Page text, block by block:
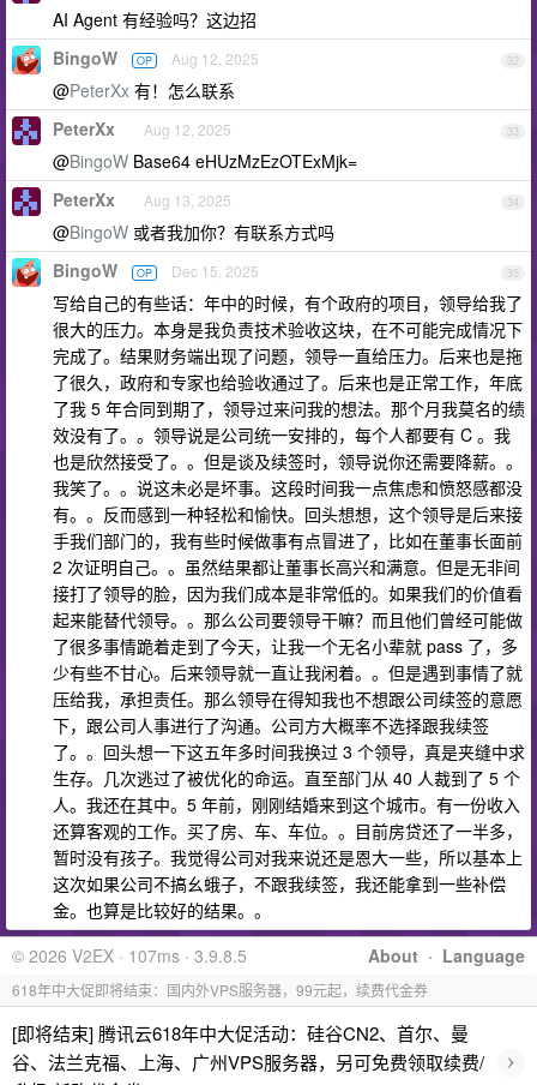
AI Agent 有经验吗？这边招
32
BingoW OP Aug 12, 2025
@PeterXx 有！怎么联系
33
PeterXx Aug 12, 2025
@BingoW Base64 eHUzMzEzOTExMjk=
34
PeterXx Aug 13, 2025
@BingoW 或者我加你？有联系方式吗
35
BingoW OP Dec 15, 2025
写给自己的有些话：年中的时候，有个政府的项目，领导给我了
很大的压力。本身是我负责技术验收这块，在不可能完成情况下
完成了。结果财务端出现了问题，领导一直给压力。后来也是拖
了很久，政府和专家也给验收通过了。后来也是正常工作，年底
了我 5 年合同到期了，领导过来问我的想法。那个月我莫名的绩
效没有了。。领导说是公司统一安排的，每个人都要有 C 。我
也是欣然接受了。。但是谈及续签时，领导说你还需要降薪。。
我笑了。。说这未必是坏事。这段时间我一点焦虑和愤怒感都没
有。。反而感到一种轻松和愉快。回头想想，这个领导是后来接
手我们部门的，我有些时候做事有点冒进了，比如在董事长面前
2 次证明自己。。虽然结果都让董事长高兴和满意。但是无非间
接打了领导的脸，因为我们成本是非常低的。如果我们的价值看
起来能替代领导。。那么公司要领导干嘛？而且他们曾经可能做
了很多事情跪着走到了今天，让我一个无名小辈就 pass 了，多
少有些不甘心。后来领导就一直让我闲着。。但是遇到事情了就
压给我，承担责任。那么领导在得知我也不想跟公司续签的意愿
下，跟公司人事进行了沟通。公司方大概率不选择跟我续签
了。。回头想一下这五年多时间我换过 3 个领导，真是夹缝中求
生存。几次逃过了被优化的命运。直至部门从 40 人裁到了 5 个
人。我还在其中。5 年前，刚刚结婚来到这个城市。有一份收入
还算客观的工作。买了房、车、车位。。目前房贷还了一半多，
暂时没有孩子。我觉得公司对我来说还是恩大一些，所以基本上
这次如果公司不搞幺蛾子，不跟我续签，我还能拿到一些补偿
金。也算是比较好的结果。。
About · Language
© 2026 V2EX · 107ms · 3.9.8.5
618年中大促即将结束：国内外VPS服务器，99元起，续费代金券
[即将结束] 腾讯云618年中大促活动：硅谷CN2、首尔、曼
谷、法兰克福、上海、广州VPS服务器，另可免费领取续费/
›